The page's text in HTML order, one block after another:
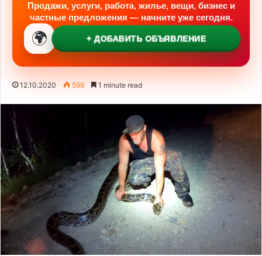
Продажи, услуги, работа, жилье, вещи, бизнес и
частные предложения — начните уже сегодня.
🌍 + ДОБАВИТЬ ОБЪЯВЛЕНИЕ
12.10.2020 599 1 minute read